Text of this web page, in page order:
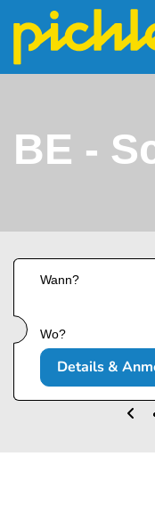
A - Scheine +
B - Scheine
Kursorte
Neufelden
Service
Kontakt
BE -
Wann?
Wo?
Details &